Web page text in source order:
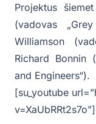
Projektus
(vadovas
Williamson
Richard Bonnin
and Engineers“).
[su_youtube